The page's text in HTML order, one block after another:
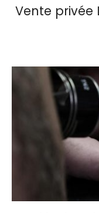
Vente privée